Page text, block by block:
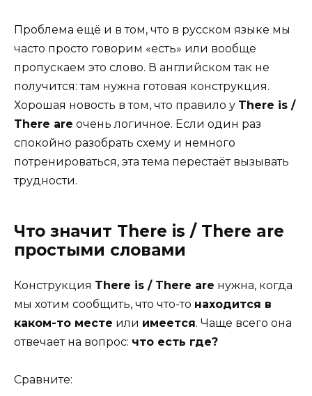
Проблема ещё и в том, что в русском языке мы
часто просто говорим «есть» или вообще
пропускаем это слово. В английском так не
получится: там нужна готовая конструкция.
Хорошая новость в том, что правило у There is /
There are очень логичное. Если один раз
спокойно разобрать схему и немного
потренироваться, эта тема перестаёт вызывать
трудности.
Что значит There is / There are
простыми словами
Конструкция There is / There are нужна, когда
мы хотим сообщить, что что-то находится в
каком-то месте или имеется. Чаще всего она
отвечает на вопрос: что есть где?
Сравните: